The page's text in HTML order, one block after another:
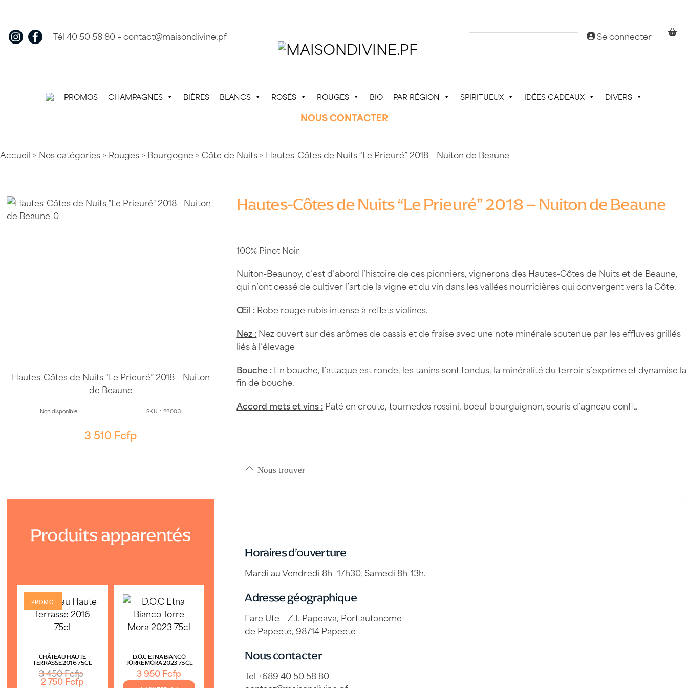
content
Tél 40 50 58 80–contact@maisondivine.pf Se connecter
PROMOS CHAMPAGNES BIÈRES BLANCS ROSÉS ROUGES BIO PAR RÉGION SPIRITUEUX IDÉES CADEAUX DIVERS
NOUS CONTACTER
Accueil > Nos catégories> Rouges> Bourgogne > Côte de Nuits> Hautes-Côtes de Nuits “Le Prieuré” 2018 – Nuiton de Beaune
Hautes-Côtes de Nuits “Le Prieuré” 2018 – Nuiton
de Beaune
Non disponible SKU : 220031
3 510 Fcfp
Produits apparentés
PROMO !
CHÂTEAU HAUTE
TERRASSE 2016 75CL
3 450Fcfp
2 750FcfpLe
D.O.C ETNA BIANCO
TORRE MORA 2023 75CL
3 950Fcfp
Hautes-Côtes de Nuits “Le Prieuré” 2018 – Nuiton de Beaune
100% Pinot Noir
Nuiton-Beaunoy, c’est d’abord l’histoire de ces pionniers, vignerons des Hautes-Côtes de Nuits et de Beaune,
qui n’ont cessé de cultiver l’art de la vigne et du vin dans les vallées nourricières qui convergent vers la Côte.
Œil :Robe rouge rubis intense à reflets violines.
Nez :Nez ouvert sur des arômes de cassis et de fraise avec une note minérale soutenue par les effluves grillés
liés à l’élevage
Bouche :En bouche, l’attaque est ronde, les tanins sont fondus, la minéralité du terroir s’exprime et dynamise la
fin de bouche.
Accord mets et vins :Paté en croute, tournedos rossini, boeuf bourguignon, souris d’agneau confit.
Nous trouver
Horaires d’ouverture
Mardi au Vendredi 8h -17h30, Samedi 8h-13h.
Adresse géographique
Fare Ute – Z.I. Papeava, Port autonome
de Papeete, 98714 Papeete
Nous contacter
Tel +689 40 50 58 80